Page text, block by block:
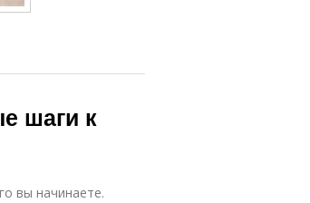
шаги к
вы начинаете.